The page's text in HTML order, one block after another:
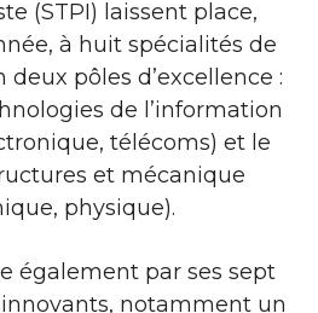
(STPI) laissent place,
à huit spécialités de
pôles d’excellence :
de l’information
télécoms) et le
et mécanique
physique).
également par ses sept
notamment un